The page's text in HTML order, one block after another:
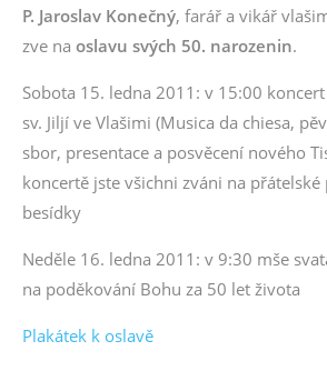
P. Jaroslav Konečný, farář a vikář
zve na oslavu svých 50. narozenin.
Sobota 15. ledna 2011: v 15:00
sv. Jiljí ve Vlašimi (Musica da chiesa,
sbor, presentace a posvěcení nového
koncertě jste všichni zváni na
besídky
Neděle 16. ledna 2011: v 9:30 mše
na poděkování Bohu za 50 let života
Plakátek k oslavě